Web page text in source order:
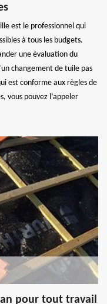
est le professionnel qui
à tous les budgets.
une évaluation du
changement de tuile pas
est conforme aux règles de
vous pouvez l’appeler
pour tout travail